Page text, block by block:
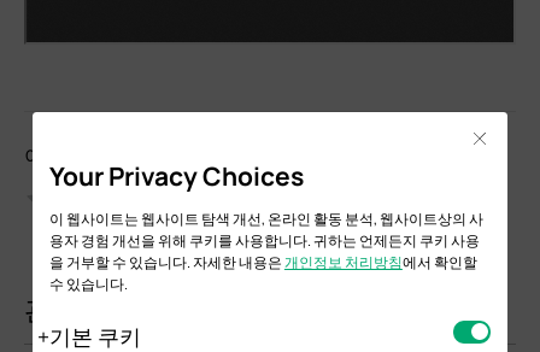
이 문서를 평가해 주세요
관련 문서
Your Privacy Choices
이 웹사이트는 웹사이트 탐색 개선, 온라인 활동 분석, 웹사이트상의 사
용자 경험 개선을 위해 쿠키를 사용합니다. 귀하는 언제든지 쿠키 사용
을 거부할 수 있습니다. 자세한 내용은개인정보 처리방침에서 확인할
수 있습니다.
기본 쿠키
Close